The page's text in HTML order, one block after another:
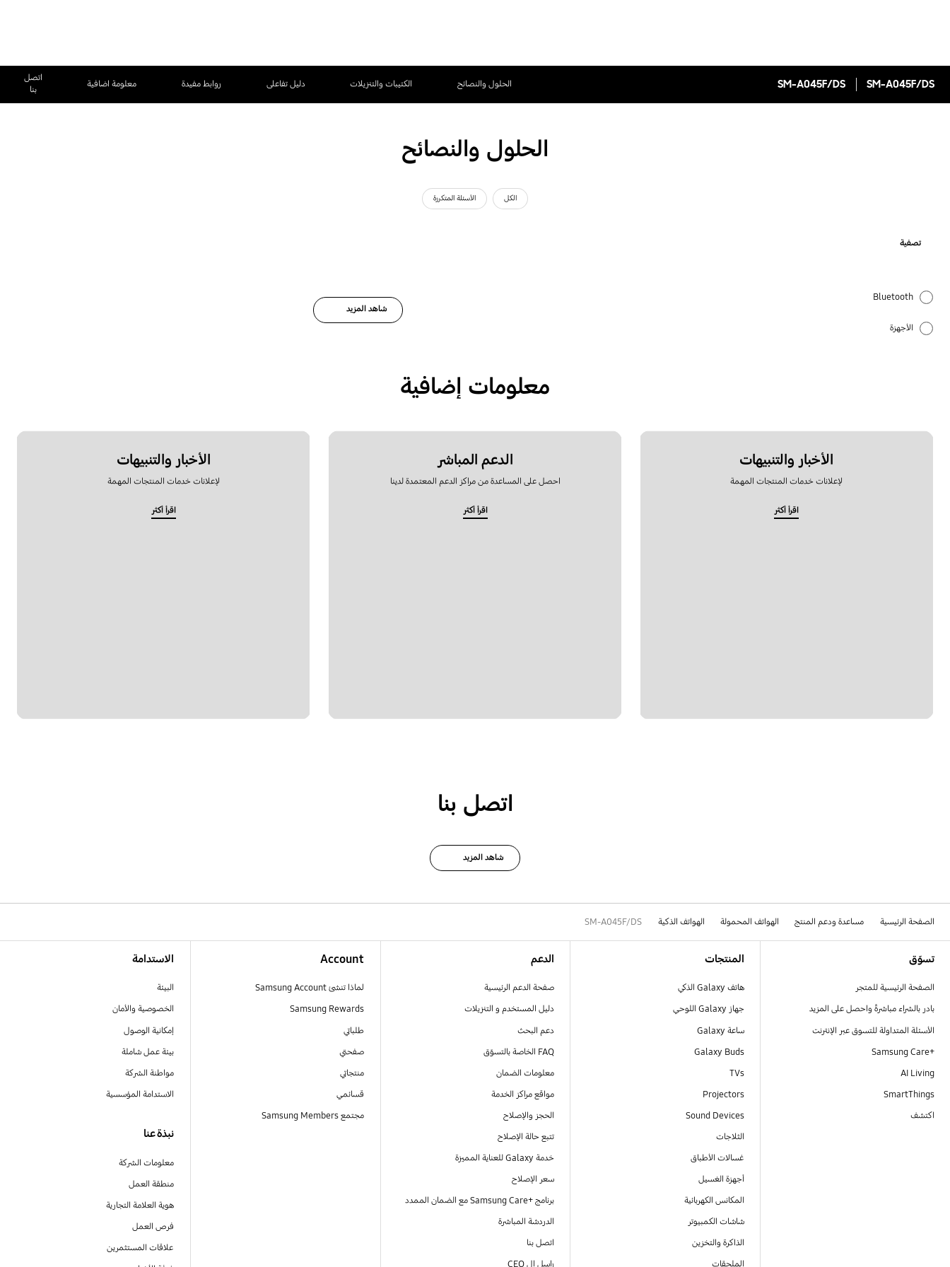
SM-A045F/DS
SM-A045F/DS الحلول والنصائح الكتيبات والتنزيلات دليل تفاعلى روابط مفيدة معلومة اضافية
اتصل
بنا
الحلول والنصائح
الكل الأسئلة المتكررة
تصفية
Bluetooth
الأجهزة
شاهد المزيد
معلومات إضافية
الأخبار والتنبيهات
لإعلانات خدمات المنتجات المهمة
اقرأ أكثر
الدعم المباشر
احصل على المساعدة من مراكز الدعم المعتمدة لدينا
اقرأ أكثر
الأخبار والتنبيهات
لإعلانات خدمات المنتجات المهمة
اقرأ أكثر
اتصل بنا
شاهد المزيد
الصفحة الرئيسية مساعدة ودعم المنتج الهواتف المحمولة الهواتف الذكية SM-A045F/DS
تسوّق
الصفحة الرئيسية للمتجر
بادر بالشراء مباشرةً واحصل على المزيد
الأسئلة المتداولة للتسوق عبر الإنترنت
+Samsung Care
AI Living
SmartThings
اكتشف
المنتجات
هاتف Galaxy الذكي
جهاز Galaxy اللوحي
ساعة Galaxy
Galaxy Buds
TVs
Projectors
Sound Devices
الثلاجات
غسالات الأطباق
أجهزة الغسيل
المكانس الكهربائية
شاشات الكمبيوتر
الذاكرة والتخزين
الملحقات
الدعم
صفحة الدعم الرئيسية
دليل المستخدم و التنزيلات
دعم البحث
FAQ الخاصة بالتسوّق
معلومات الضمان
مواقع مراكز الخدمة
الحجز والإصلاح
تتبع حالة الإصلاح
خدمة Galaxy للعناية المميزة
سعر الإصلاح
برنامج +Samsung Care مع الضمان الممدد
الدردشة المباشرة
اتصل بنا
راسل ال CEO
Account
لماذا تنشئ Samsung Account
Samsung Rewards
طلباتي
صفحتي
منتجاتي
قسائمي
مجتمع Samsung Members
الاستدامة
البيئة
الخصوصية والأمان
إمكانية الوصول
بيئة عمل شاملة
مواطنة الشركة
الاستدامة المؤسسية
نبذة عنا
معلومات الشركة
منطقة العمل
هوية العلامة التجارية
فرص العمل
علاقات المستثمرين